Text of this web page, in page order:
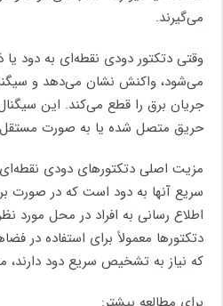
می‌گیرند.
وقتی دتکتور دودی نقطه‌ای به دود
می‌شود، واکنش نشان می‌دهد و
جریان برق را قطع می‌کند. این
حریق متصل شده یا به صورت
مزیت اصلی دتکتورهای دودی
سریع آنها به دود است که در صورت
اطلاع رسانی به افراد در محل مورد
دتکتورها معمولاً برای استفاده در
که نیاز به تشخیص سریع دود